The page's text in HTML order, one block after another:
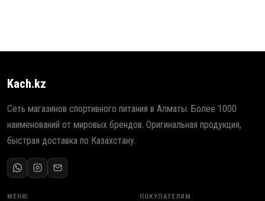
Kach.kz
Сеть магазинов спортивного питания в Алматы. Более 1000
наименований от мировых брендов. Оригинальная продукция,
быстрая доставка по Казахстану.
МЕНЮ ПОКУПАТЕЛЯМ